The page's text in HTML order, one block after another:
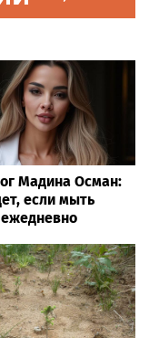
Мадина Осман:
если мыть
ежедневно